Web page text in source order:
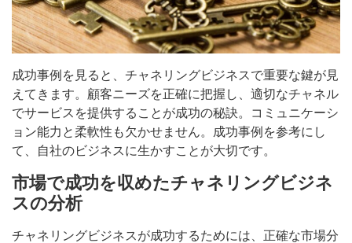
成功事例を見ると、チャネリングビジネスで重要な鍵が見
えてきます。顧客ニーズを正確に把握し、適切なチャネル
でサービスを提供することが成功の秘訣。コミュニケーシ
ョン能力と柔軟性も欠かせません。成功事例を参考にし
て、自社のビジネスに生かすことが大切です。
市場で成功を収めたチャネリングビジネ
スの分析
チャネリングビジネスが成功するためには、正確な市場分